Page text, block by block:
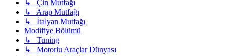
↳ Çin Mutfağı
↳ Arap Mutfağı
↳ İtalyan Mutfağı
Modifiye Bölümü
↳ Tuning
↳ Motorlu Araçlar Dünyası